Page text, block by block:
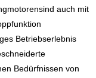
sind auch mit
Betriebserlebnis
Bedürfnissen von